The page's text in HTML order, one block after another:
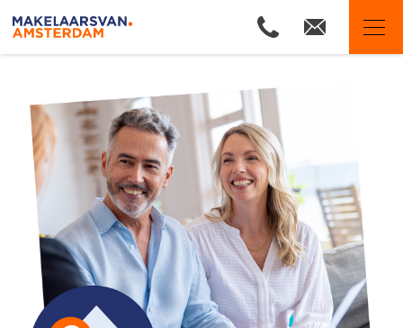
Ons aanbod
Woningzoekers
Onze makelaars
Onze expertises
Huis verkopen
Huis kopen
Uw huis verhuren